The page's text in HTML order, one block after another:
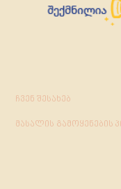
ჩვენ შესახებ
მასალის გამოყენების